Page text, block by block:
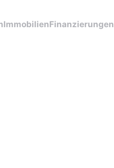
ImmobilienFinanzierungen